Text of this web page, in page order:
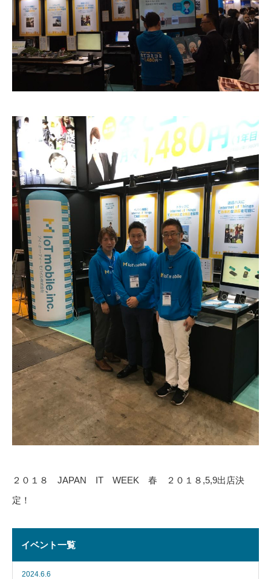
２０１８ JAPAN IT WEEK 春 ２０１８,5,9出店決
定！
イベント一覧
2024.6.6